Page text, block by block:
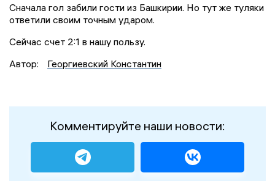
Сначала гол забили гости из Башкирии. Но тут же туляки
ответили своим точным ударом.
Сейчас счет 2:1 в нашу пользу.
Автор:
Георгиевский Константин
Комментируйте наши новости: